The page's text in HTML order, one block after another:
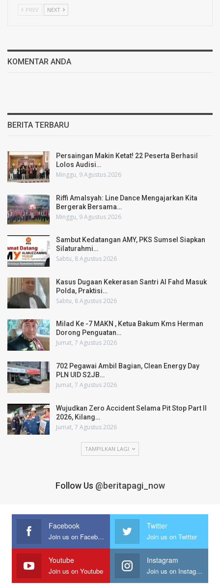
PREV NEXT
KOMENTAR ANDA
BERITA TERBARU
Persaingan Makin Ketat! 22 Peserta Berhasil
Lolos Audisi…
Minggu, 9 Agustus 2026
Riffi Amalsyah: Line Dance Mengajarkan Kita
Bergerak Bersama…
Minggu, 9 Agustus 2026
Sambut Kedatangan AMY, PKS Sumsel Siapkan
Silaturahmi…
Sabtu, 8 Agustus 2026
Kasus Dugaan Kekerasan Santri Al Fahd Masuk
Polda, Praktisi…
Sabtu, 8 Agustus 2026
Milad Ke -7 MAKN , Ketua Bakum Kms Herman
Dorong Penguatan…
Jumat, 7 Agustus 2026
702 Pegawai Ambil Bagian, Clean Energy Day
PLN UID S2JB…
Jumat, 7 Agustus 2026
Wujudkan Zero Accident Selama Pit Stop Part II
2026, Kilang…
Jumat, 7 Agustus 2026
TAMPILKAN LAGI
Follow Us @beritapagi_now
Facebook
Join us on Facebook
Twitter
Join us on Twitter
Youtube
Join us on Youtube
Instagram
Join us on Instagram